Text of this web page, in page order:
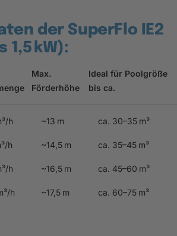
der SuperFlo IE2
1,5 kW):
Max.
Förderhöhe
Ideal für Poolgröße
bis ca.
h ~13 m ca. 30–35 m³
h ~14,5 m ca. 35–45 m³
h ~16,5 m ca. 45–60 m³
h ~17,5 m ca. 60–75 m³